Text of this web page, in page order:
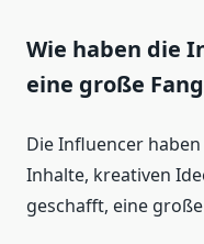
Wie haben die
eine große
Die Influencer
Inhalte, kreativen
geschafft, eine